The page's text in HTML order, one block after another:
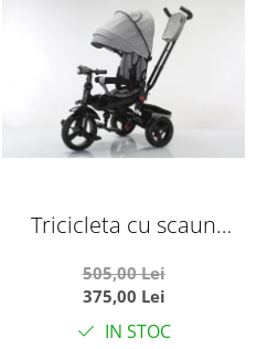
Tricicleta cu scaun
somn, SL02 - Gri
505,00 Lei
375,00 Lei
IN STOC